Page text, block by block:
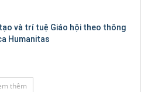
và trí tuệ Giáo hội theo thông
Humanitas
thêm